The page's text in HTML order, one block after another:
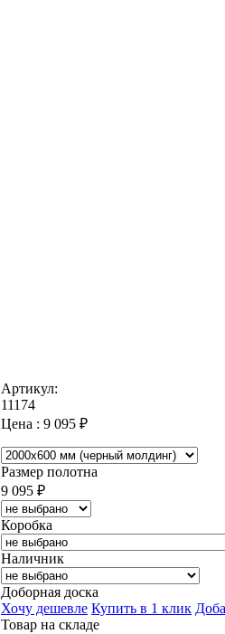
Артикул:
11174
Цена : 9 095 ₽
Размер полотна
9 095 ₽
Коробка
Наличник
Доборная доска
Хочу дешевле Купить в 1 клик
Товар на складе